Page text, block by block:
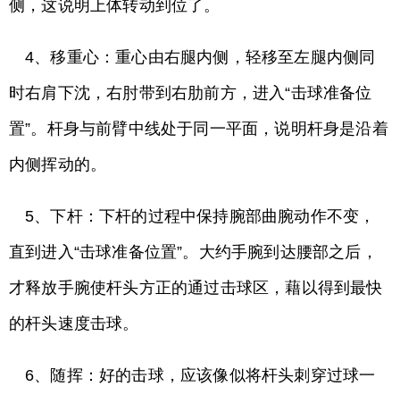
侧，这说明上体转动到位了。
4、移重心：重心由右腿内侧，轻移至左腿内侧同
时右肩下沈，右肘带到右肋前方，进入“击球准备位
置”。杆身与前臂中线处于同一平面，说明杆身是沿着
内侧挥动的。
5、下杆：下杆的过程中保持腕部曲腕动作不变，
直到进入“击球准备位置”。大约手腕到达腰部之后，
才释放手腕使杆头方正的通过击球区，藉以得到最快
的杆头速度击球。
6、随挥：好的击球，应该像似将杆头刺穿过球一